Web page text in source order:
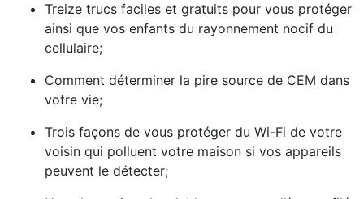
Treize trucs faciles et gratuits pour vous protéger
ainsi que vos enfants du rayonnement nocif du
cellulaire;
Comment déterminer la pire source de CEM dans
votre vie;
Trois façons de vous protéger du Wi-Fi de votre
voisin qui polluent votre maison si vos appareils
peuvent le détecter;